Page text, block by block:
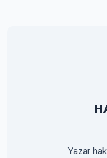
Yazar